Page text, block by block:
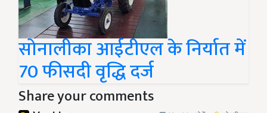
सोनालीका आईटीएल के निर्यात में
70 फीसदी वृद्धि दर्ज
Share your comments